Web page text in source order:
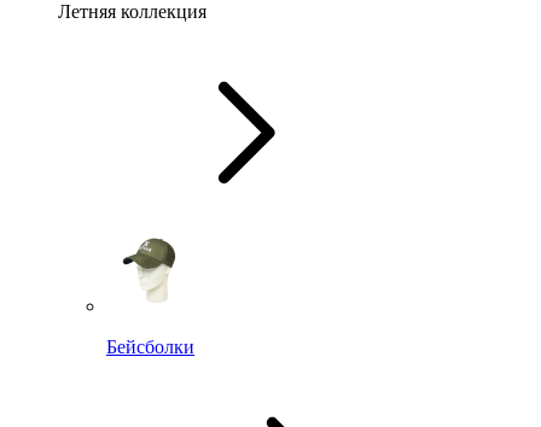
Летняя коллекция
Бейсболки